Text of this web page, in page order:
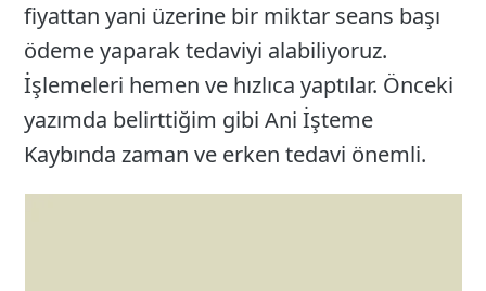
fiyattan yani üzerine bir miktar seans başı
ödeme yaparak tedaviyi alabiliyoruz.
İşlemeleri hemen ve hızlıca yaptılar. Önceki
yazımda belirttiğim gibi Ani İşteme
Kaybında zaman ve erken tedavi önemli.